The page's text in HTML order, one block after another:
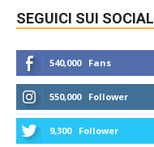
SEGUICI SUI SOCIAL
540,000 Fans
550,000 Follower
9,300 Follower